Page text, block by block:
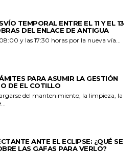
TEMPORAL ENTRE EL 11 Y EL 13
DEL ENLACE DE ANTIGUA
y las 17:30 horas por la nueva vía...
PARA ASUMIR LA GESTIÓN
DE EL COTILLO
del mantenimiento, la limpieza, la
ANTE EL ECLIPSE: ¿QUÉ SE
LAS GAFAS PARA VERLO?